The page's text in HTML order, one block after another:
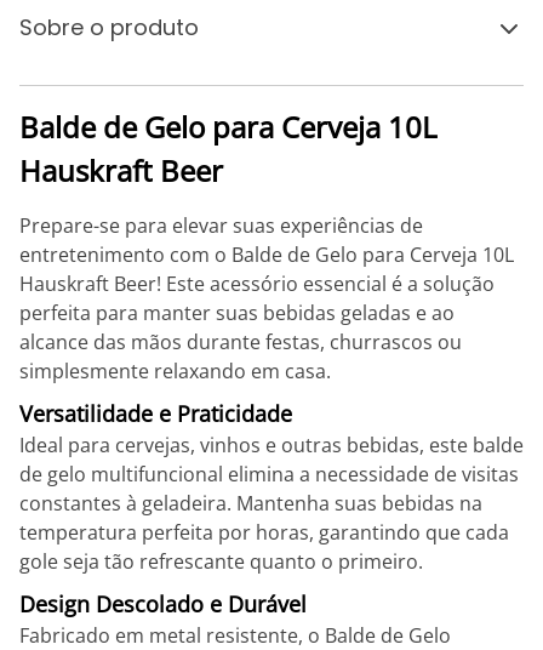
Sobre o produto
Balde de Gelo para Cerveja 10L
Hauskraft Beer
Prepare-se para elevar suas experiências de
entretenimento com o Balde de Gelo para Cerveja 10L
Hauskraft Beer! Este acessório essencial é a solução
perfeita para manter suas bebidas geladas e ao
alcance das mãos durante festas, churrascos ou
simplesmente relaxando em casa.
Versatilidade e Praticidade
Ideal para cervejas, vinhos e outras bebidas, este balde
de gelo multifuncional elimina a necessidade de visitas
constantes à geladeira. Mantenha suas bebidas na
temperatura perfeita por horas, garantindo que cada
gole seja tão refrescante quanto o primeiro.
Design Descolado e Durável
Fabricado em metal resistente, o Balde de Gelo